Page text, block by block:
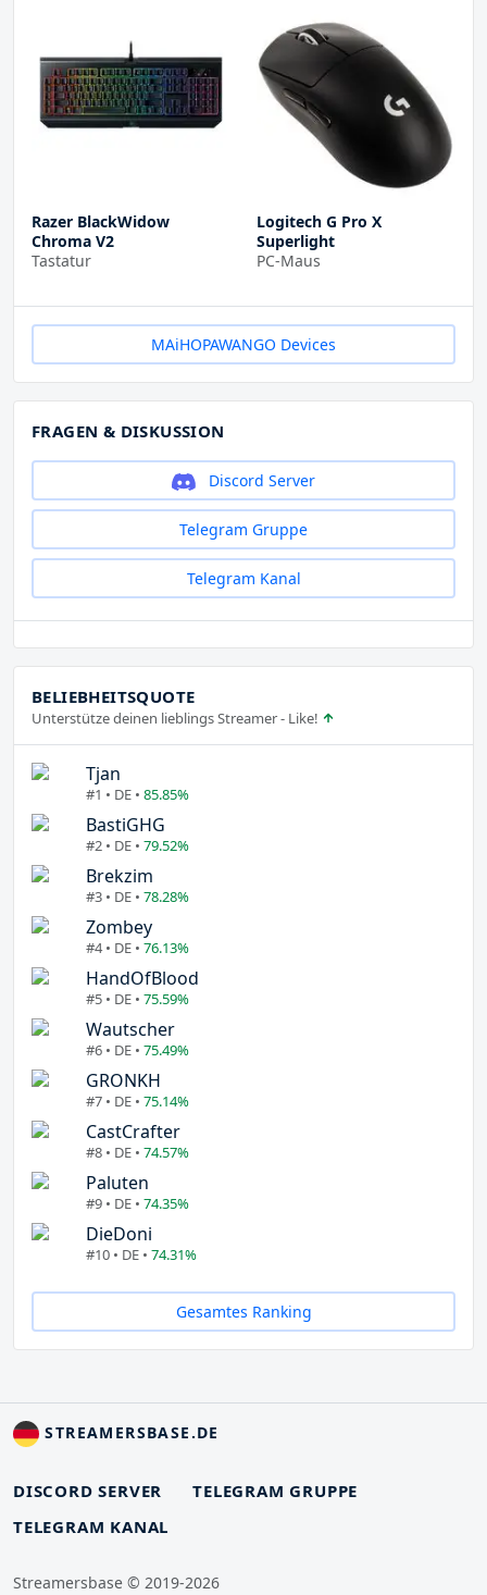
Razer BlackWidow
Chroma V2
Tastatur
Logitech G Pro X
Superlight
PC-Maus
MAiHOPAWANGO Devices
FRAGEN & DISKUSSION
Discord Server
Telegram Gruppe
Telegram Kanal
BELIEBHEITSQUOTE
Unterstütze deinen lieblings Streamer - Like!
Tjan
#1 • DE • 85.85%
BastiGHG
#2 • DE • 79.52%
Brekzim
#3 • DE • 78.28%
Zombey
#4 • DE • 76.13%
HandOfBlood
#5 • DE • 75.59%
Wautscher
#6 • DE • 75.49%
GRONKH
#7 • DE • 75.14%
CastCrafter
#8 • DE • 74.57%
Paluten
#9 • DE • 74.35%
DieDoni
#10 • DE • 74.31%
Gesamtes Ranking
STREAMERSBASE.DE
DISCORD SERVER
TELEGRAM GRUPPE
TELEGRAM KANAL
Streamersbase © 2019-2026